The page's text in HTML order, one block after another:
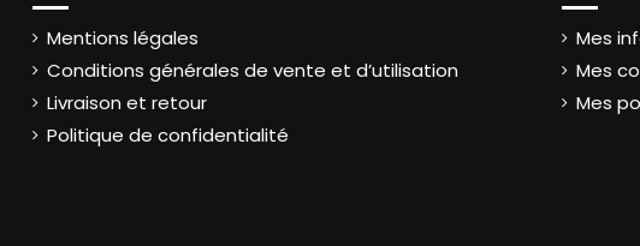
Mentions légales
Conditions générales de vente et d’utilisation
Livraison et retour
Politique de confidentialité
Mes
Mes
Mes